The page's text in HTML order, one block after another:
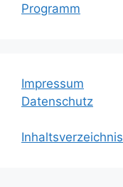
Programm
Impressum
Datenschutz
Inhaltsverzeichnis